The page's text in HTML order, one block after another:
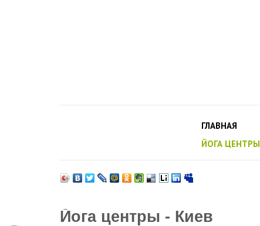
ГЛАВНАЯ
ЙОГА ЦЕНТРЫ
Йога центры - Киев